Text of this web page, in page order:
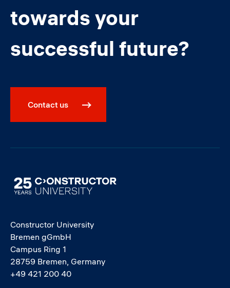
towards your
successful future?
Contact us
Image
Constructor University
Bremen gGmbH
Campus Ring 1
28759 Bremen, Germany
+49 421 200 40